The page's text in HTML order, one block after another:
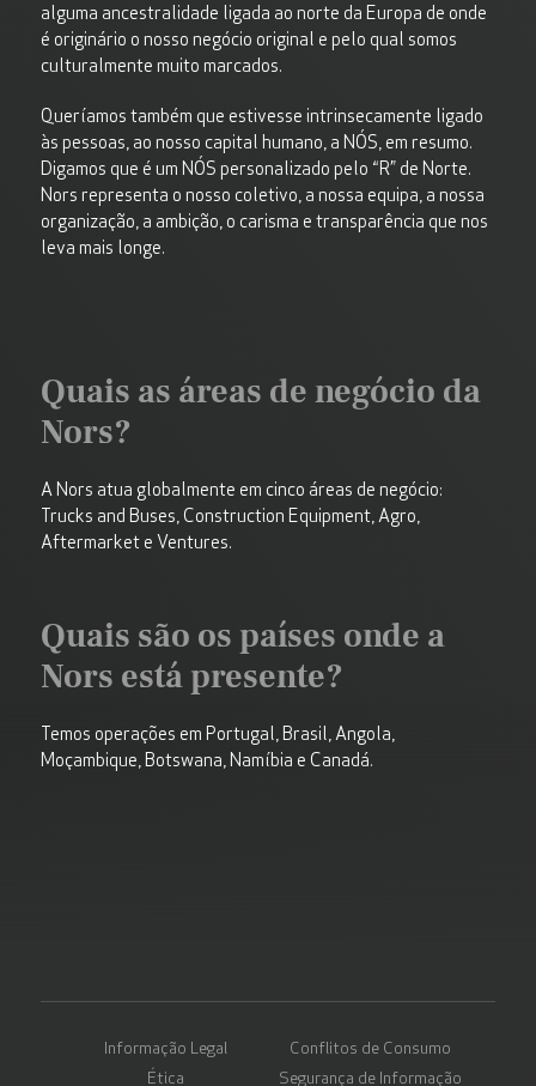
alguma ancestralidade ligada ao norte da Europa de onde
é originário o nosso negócio original e pelo qual somos
culturalmente muito marcados.
Queríamos também que estivesse intrinsecamente ligado
às pessoas, ao nosso capital humano, a NÓS, em resumo.
Digamos que é um NÓS personalizado pelo “R” de Norte.
Nors representa o nosso coletivo, a nossa equipa, a nossa
organização, a ambição, o carisma e transparência que nos
leva mais longe.
Quais as áreas de negócio da
Nors?
A Nors atua globalmente em cinco áreas de negócio:
Trucks and Buses, Construction Equipment,Agro,
Aftermarket e Ventures.
Quais são os países onde a
Nors está presente?
Temos operações em Portugal, Brasil, Angola,
Moçambique, Botswana, Namíbia e Canadá.
Informação Legal
Conflitos de Consumo
Ética
Segurança de Informação